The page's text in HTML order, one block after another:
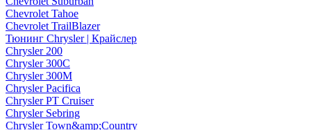
Chevrolet Tahoe
Chevrolet TrailBlazer
Тюнинг Chrysler | Крайслер
Chrysler 200
Chrysler 300C
Chrysler 300M
Chrysler Pacifica
Chrysler PT Cruiser
Chrysler Sebring
Chrysler Town&amp;Country